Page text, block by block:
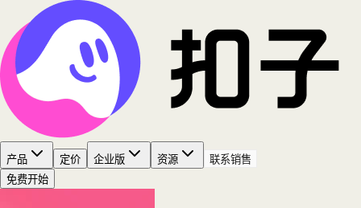
产品 定价 企业版 资源
联系销售
免费开始